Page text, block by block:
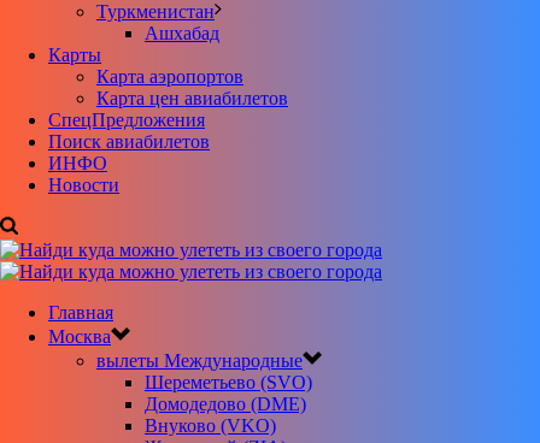
Туркменистан
Ашхабад
Карты
Карта аэропортов
Карта цен авиабилетов
CпецПредложения
Поиск авиабилетов
ИНФО
Новости
Главная
Москва
вылеты Международные
Шереметьево (SVO)
Домодедово (DME)
Внуково (VKO)